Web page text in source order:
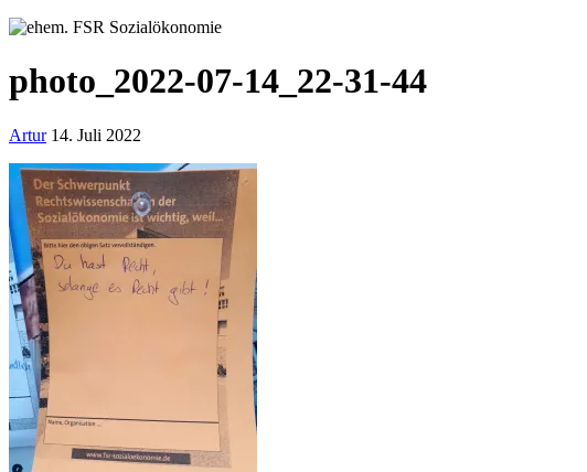
photo_2022-07-14_22-31-44
Artur 14. Juli 2022